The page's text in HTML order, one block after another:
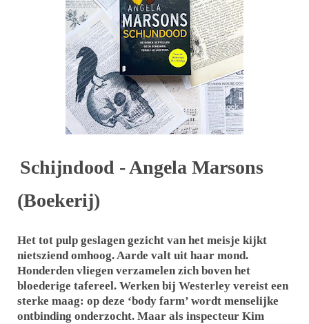
Schijndood - Angela Marsons
(Boekerij)
Het tot pulp geslagen gezicht van het meisje kijkt
nietsziend omhoog. Aarde valt uit haar mond.
Honderden vliegen verzamelen zich boven het
bloederige tafereel. Werken bij Westerley vereist een
sterke maag: op deze ‘body farm’ wordt menselijke
ontbinding onderzocht. Maar als inspecteur Kim